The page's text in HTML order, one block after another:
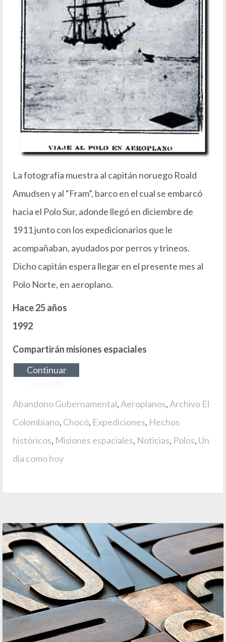
La fotografía muestra al capitán noruego Roald
Amudsen y al “Fram”, barco en el cual se embarcó
hacia el Polo Sur, adonde llegó en diciembre de
1911 junto con los expedicionarios que le
acompañaban, ayudados por perros y trineos.
Dicho capitán espera llegar en el presente mes al
Polo Norte, en aeroplano.
Hace 25 años
1992
Compartirán misiones espaciales
Continuar
Abandono Gubernamental,Aeroplanos,Archivo El
Colombiano, Chocó, Expediciones, Hechos
históricos, Misiones espaciales, Noticias, Polos, Un
día como hoy